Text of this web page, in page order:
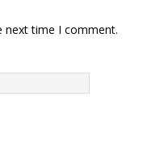
next time I comment.